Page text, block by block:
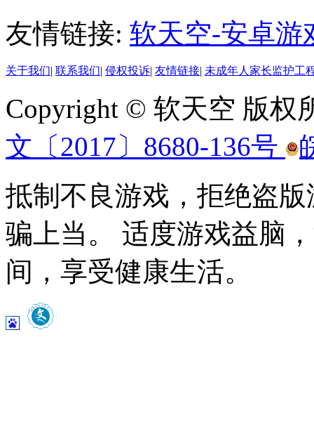
友情链接: 软天空-安卓游
关于我们| 联系我们| 侵权投诉| 友情链接| 未成年人家长监护工
Copyright © 软天空 版权
文〔2017〕8680-136号
抵制不良游戏，拒绝盗
骗上当。 适度游戏益脑
间，享受健康生活。